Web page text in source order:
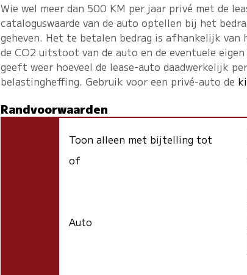
Wie wel meer dan 500 KM per jaar privé met de
cataloguswaarde van de auto optellen bij het
geheven. Het te betalen bedrag is afhankelijk
de CO2 uitstoot van de auto en de eventuele
geeft weer hoeveel de lease-auto daadwerkelijk
belastingheffing. Gebruik voor een privé-auto de
Randvoorwaarden
Toon alleen met bijtelling tot
of
Auto